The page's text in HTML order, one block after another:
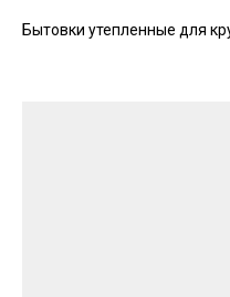
Бытовки утепленные для